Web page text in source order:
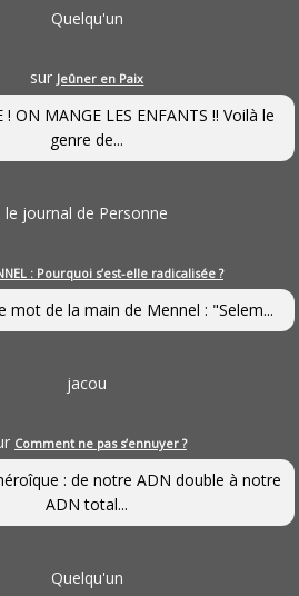
Quelqu'un
sur Jeûner en Paix
! ON MANGE LES ENFANTS !! Voilà le
genre de...
le journal de Personne
: Pourquoi s’est-elle radicalisée ?
mot de la main de Mennel : "Selem...
jacou
Comment ne pas s’ennuyer ?
: de notre ADN double à notre
ADN total...
Quelqu'un